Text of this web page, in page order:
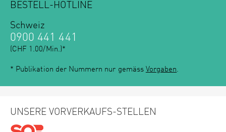
BESTELL-HOTLINE
Schweiz
0900 441 441
(CHF 1.00/Min.)*
* Publikation der Nummern nur gemäss Vorgaben.
UNSERE VORVERKAUFS-STELLEN